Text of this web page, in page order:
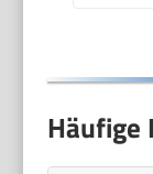
Häufige